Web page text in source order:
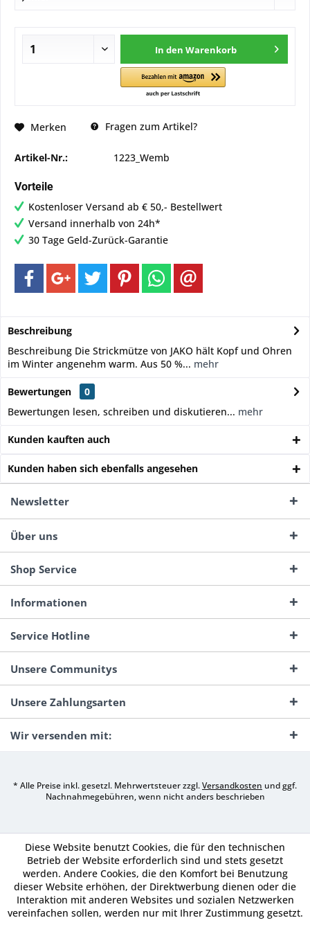
In den Warenkorb
Merken Fragen zum Artikel?
Artikel-Nr.: 1223_Wemb
Vorteile
Kostenloser Versand ab € 50,- Bestellwert
Versand innerhalb von 24h*
30 Tage Geld-Zurück-Garantie
Beschreibung
Beschreibung Die Strickmütze von JAKO hält Kopf und Ohren
im Winter angenehm warm. Aus 50 %... mehr
Bewertungen
0
Bewertungen lesen, schreiben und diskutieren... mehr
Kunden kauften auch
Kunden haben sich ebenfalls angesehen
Newsletter
Über uns
Shop Service
Informationen
Service Hotline
Unsere Communitys
Unsere Zahlungsarten
Wir versenden mit:
* Alle Preise inkl. gesetzl. Mehrwertsteuer zzgl.Versandkosten und ggf.
Nachnahmegebühren, wenn nicht anders beschrieben
Diese Website benutzt Cookies, die für den technischen
Betrieb der Website erforderlich sind und stets gesetzt
werden. Andere Cookies, die den Komfort bei Benutzung
dieser Website erhöhen, der Direktwerbung dienen oder die
Interaktion mit anderen Websites und sozialen Netzwerken
vereinfachen sollen, werden nur mit Ihrer Zustimmung gesetzt.